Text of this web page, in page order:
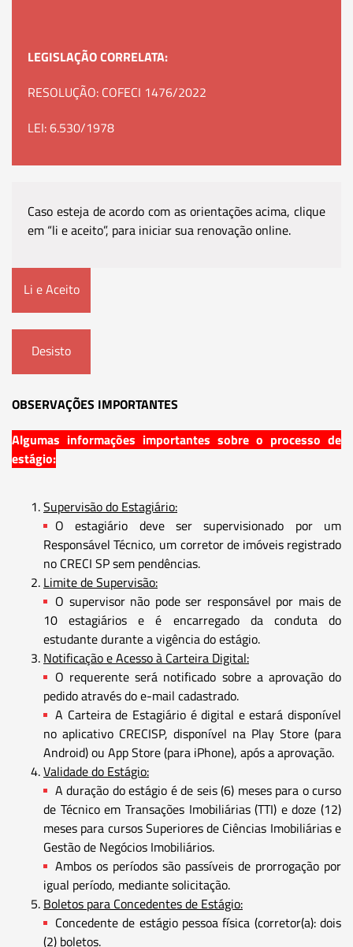
LEGISLAÇÃO CORRELATA:
RESOLUÇÃO: COFECI 1476/2022
LEI: 6.530/1978
Caso esteja de acordo com as orientações acima, clique
em “li e aceito”, para iniciar sua renovação online.
Li e Aceito
Desisto
OBSERVAÇÕES IMPORTANTES
Algumas informações importantes sobre o processo de
estágio:
Supervisão do Estagiário:
O estagiário deve ser supervisionado por um
Responsável Técnico, um corretor de imóveis registrado
no CRECI SP sem pendências.
Limite de Supervisão:
O supervisor não pode ser responsável por mais de
10 estagiários e é encarregado da conduta do
estudante durante a vigência do estágio.
Notificação e Acesso à Carteira Digital:
O requerente será notificado sobre a aprovação do
pedido através do e-mail cadastrado.
A Carteira de Estagiário é digital e estará disponível
no aplicativo CRECISP, disponível na Play Store (para
Android) ou App Store (para iPhone), após a aprovação.
Validade do Estágio:
A duração do estágio é de seis (6) meses para o curso
de Técnico em Transações Imobiliárias (TTI) e doze (12)
meses para cursos Superiores de Ciências Imobiliárias e
Gestão de Negócios Imobiliários.
Ambos os períodos são passíveis de prorrogação por
igual período, mediante solicitação.
Boletos para Concedentes de Estágio:
Concedente de estágio pessoa física (corretor(a): dois
(2) boletos.